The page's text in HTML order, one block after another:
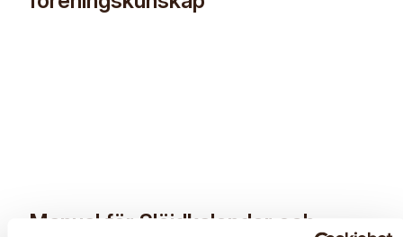
Manual för Slöjdkalender och